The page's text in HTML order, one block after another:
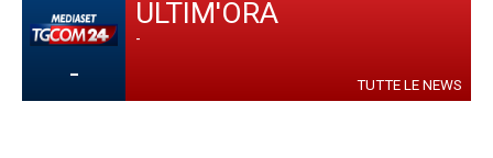
-
ULTIM'ORA
-
TUTTE LE NEWS